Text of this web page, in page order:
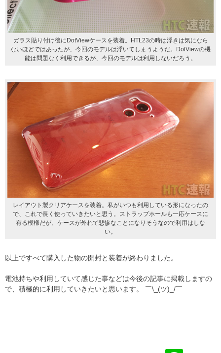
ガラス貼り付け後にDotViewケースを装着。HTL23の時は浮きは気になら
ないほどではあったが、今回のモデルは浮いてしまうようだ。DotViewの機
能は問題なく利用できるが、今回のモデルは利用しないだろう。
レイアウト製クリアケースを装着。私がいつも利用している形になったの
で、これで長く使っていきたいと思う。ストラップホールも一応ケースに
有る模様だが、ケースが外れて悲惨なことになりそうなので利用はしな
い。
以上ですべて購入した物の開封と装着が終わりました。
電池持ちや利用していて感じた事などは今後の記事に掲載しますの
で、積極的に利用していきたいと思います。 ￣\_(ツ)_/￣